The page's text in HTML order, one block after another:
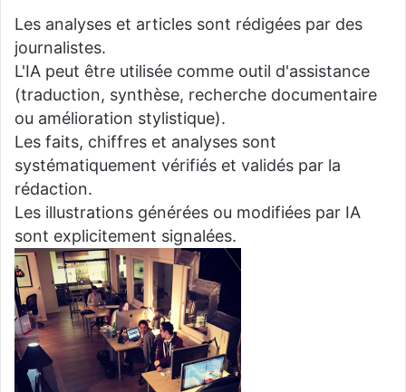
Les analyses et articles sont rédigées par des
journalistes.
L'IA peut être utilisée comme outil d'assistance
(traduction, synthèse, recherche documentaire
ou amélioration stylistique).
Les faits, chiffres et analyses sont
systématiquement vérifiés et validés par la
rédaction.
Les illustrations générées ou modifiées par IA
sont explicitement signalées.